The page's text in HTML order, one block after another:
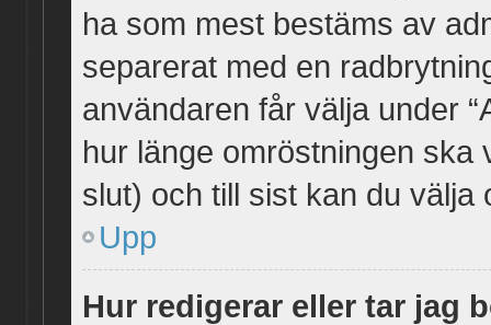
ha som mest bestäms av
separerat med en
användaren får välja under
hur länge omröstningen ska
slut) och till sist kan du
Upp
Hur redigerar eller tar jag